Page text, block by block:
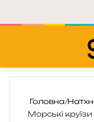
Головна/
Морські